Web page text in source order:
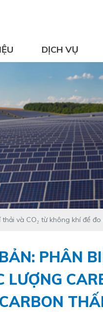
DỊCH VỤ
thải và CO₂ từ không khí để
PHÂN
CARBON